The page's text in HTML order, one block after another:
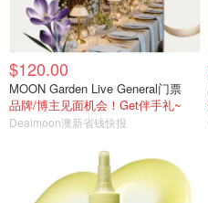
$120.00
MOON Garden Live General门票
品牌/博主见面机会！Get伴手礼~
Dealmoon澳新省钱快报